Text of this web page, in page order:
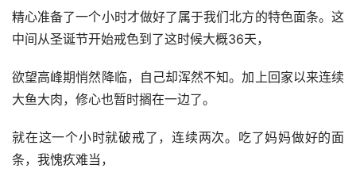
精心准备了一个小时才做好了属于我们北方的特色面条。这
中间从圣诞节开始戒色到了这时候大概36天，
欲望高峰期悄然降临，自己却浑然不知。加上回家以来连续
大鱼大肉，修心也暂时搁在一边了。
就在这一个小时就破戒了，连续两次。吃了妈妈做好的面
条，我愧疚难当，